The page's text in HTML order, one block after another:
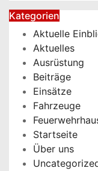
Kategorien
Aktuelle
Aktuelles
Ausrüstung
Beiträge
Einsätze
Fahrzeuge
Startseite
Über uns